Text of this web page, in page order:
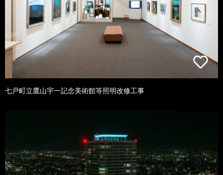
七戸町立鷹山宇一記念美術館等照明改修工事